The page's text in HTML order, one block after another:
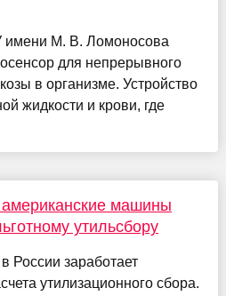
имени М. В. Ломоносова
для непрерывного
в организме. Устройство
жидкости и крови, где
машины
утильсбору
России заработает
утилизационного сбора.